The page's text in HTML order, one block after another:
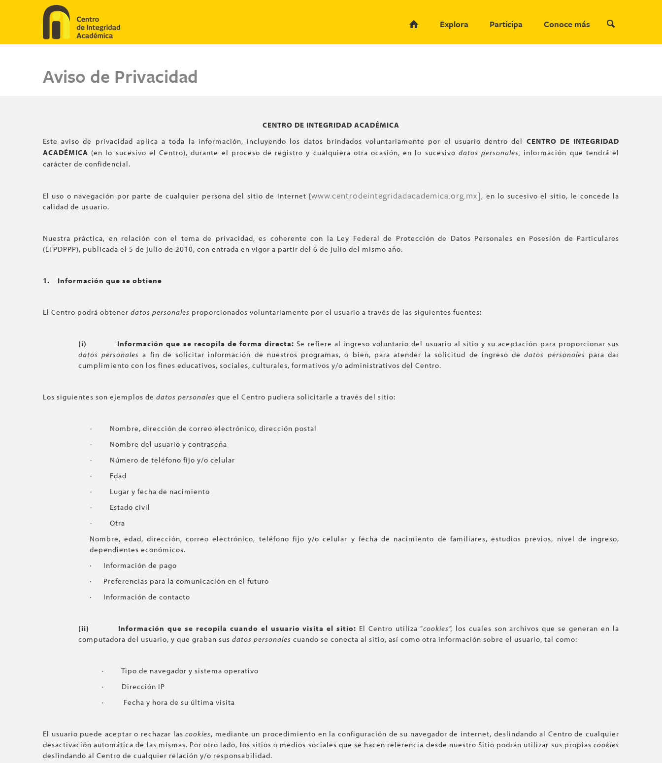
Pasar al contenido principal
Explora
Participa Conoce más
Aviso de Privacidad
CENTRO DE INTEGRIDAD ACADÉMICA
Este aviso de privacidad aplica a toda la información, incluyendo los datos brindados voluntariamente por el usuario dentro del CENTRO DE INTEGRIDAD
ACADÉMICA (en lo sucesivo el Centro), durante el proceso de registro y cualquiera otra ocasión, en lo sucesivo datos personales, información que tendrá el
carácter de confidencial.
El uso o navegación por parte de cualquier persona del sitio de Internet [www.centrodeintegridadacademica.org.mx], en lo sucesivo el sitio, le concede la
calidad de usuario.
Nuestra práctica, en relación con el tema de privacidad, es coherente con la Ley Federal de Protección de Datos Personales en Posesión de Particulares
(LFPDPPP), publicada el 5 de julio de 2010, con entrada en vigor a partir del 6 de julio del mismo año.
1. Información que se obtiene
El Centro podrá obtener datos personales proporcionados voluntariamente por el usuario a través de las siguientes fuentes:
(i) Información que se recopila de forma directa:Se refiere al ingreso voluntario del usuario al sitio y su aceptación para proporcionar sus
datos personalesa fin de solicitar información de nuestros programas, o bien, para atender la solicitud de ingreso dedatos personales para dar
cumplimiento con los fines educativos, sociales, culturales, formativos y/o administrativos del Centro.
Los siguientes son ejemplos de datos personales que el Centro pudiera solicitarle a través del sitio:
· Nombre, dirección de correo electrónico, dirección postal
· Nombre del usuario y contraseña
· Número de teléfono fijo y/o celular
· Edad
· Lugar y fecha de nacimiento
· Estado civil
· Otra
Nombre, edad, dirección, correo electrónico, teléfono fijo y/o celular y fecha de nacimiento de familiares, estudios previos, nivel de ingreso,
dependientes económicos.
· Información de pago
· Preferencias para la comunicación en el futuro
· Información de contacto
(ii) Información que se recopila cuando el usuario visita el sitio: El Centro utiliza “cookies”, los cuales son archivos que se generan en la
computadora del usuario, y que graban sus datos personales cuando se conecta al sitio, así como otra información sobre el usuario, tal como:
· Tipo de navegador y sistema operativo
· Dirección IP
· Fecha y hora de su última visita
El usuario puede aceptar o rechazar lascookies, mediante un procedimiento en la configuración de su navegador de internet, deslindando al Centro de cualquier
desactivación automática de las mismas. Por otro lado, los sitios o medios sociales que se hacen referencia desde nuestro Sitio podrán utilizar sus propias cookies
deslindando al Centro de cualquier relación y/o responsabilidad.